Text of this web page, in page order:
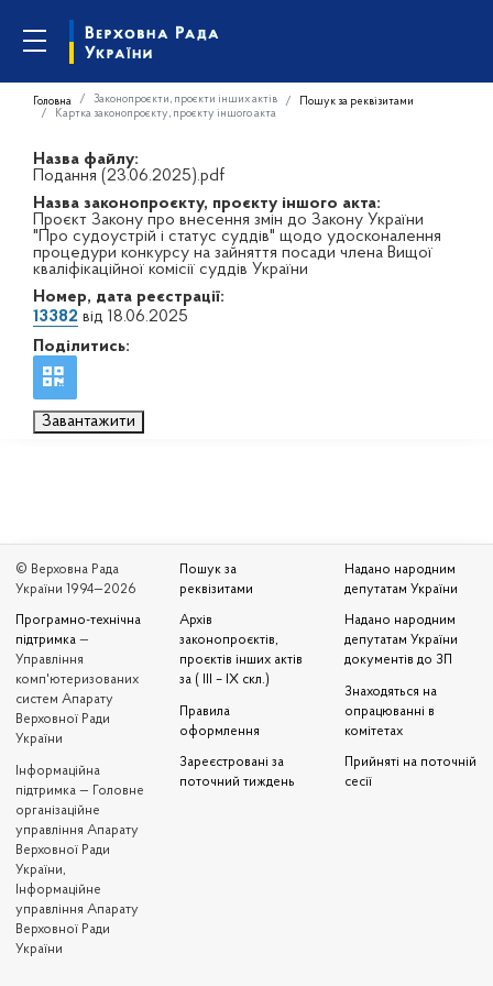
Головна Законопроєкти, проєкти інших актів
Пошук за реквізитами
Картка законопроєкту, проєкту іншого акта
Назва файлу:
Подання (23.06.2025).pdf
Назва законопроєкту, проєкту іншого акта:
Проєкт Закону про внесення змін до Закону України
"Про судоустрій і статус суддів" щодо удосконалення
процедури конкурсу на зайняття посади члена Вищої
кваліфікаційної комісії суддів України
Номер, дата реєстрації:
13382 від 18.06.2025
Поділитись:
Завантажити
© Верховна Рада
України 1994—2026
Програмно-технічна
підтримка —
Управління
комп'ютеризованих
систем Апарату
Верховної Ради
України
Iнформаційна
підтримка — Головне
організаційне
управління Апарату
Верховної Ради
України,
Інформаційне
управління Апарату
Верховної Ради
України
Пошук за
реквізитами
Архів
законопроєктів,
проєктів інших актів
за ( III – IX скл.)
Правила
оформлення
Зареєстровані за
поточний тиждень
Надано народним
депутатам України
Надано народним
депутатам України
документів до ЗП
Знаходяться на
опрацюванні в
комітетах
Прийняті на поточній
сесії